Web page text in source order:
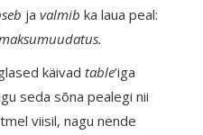
javalmibka laua peal:
käivadtable’iga
seda sõna pealegi nii
viisil, nagu nende